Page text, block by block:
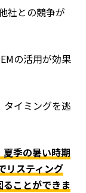
社との競争が
の活用が効果
イミングを逃
季の暑い時期
リスティング
ことができま